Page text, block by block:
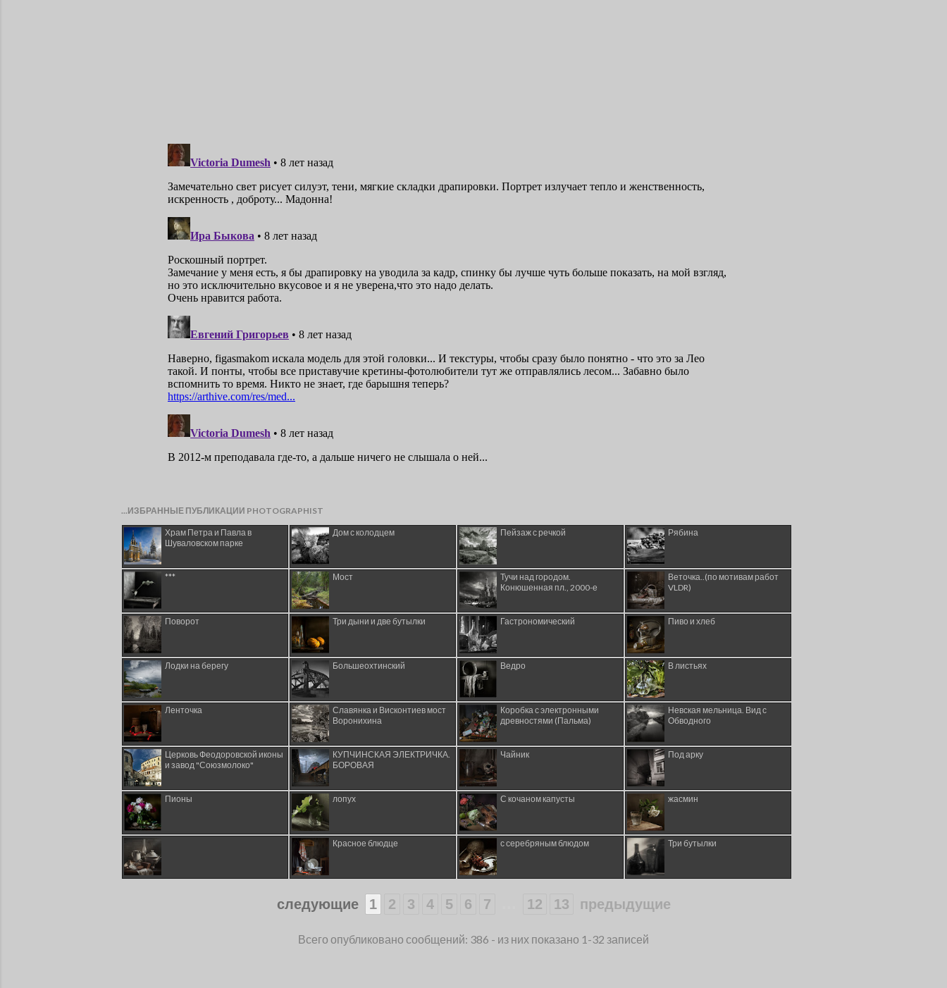
...ИЗБРАННЫЕ ПУБЛИКАЦИИ PHOTOGRAPHIST
Храм Петра и Павла в
Шуваловском парке
Дом с колодцем Пейзаж с речкой Рябина
*** Мост
Тучи над городом.
Конюшенная пл., 2000-е
Веточка..(по мотивам работ
VLDR)
Поворот Три дыни и две бутылки Гастрономический Пиво и хлеб
Лодки на берегу Большеохтинский Ведро В листьях
Ленточка
Славянка и Висконтиев мост
Воронихина
Коробка с электронными
древностями (Пальма)
Невская мельница. Вид с
Обводного
Церковь Феодоровской иконы
и завод "Союзмолоко"
КУПЧИНСКАЯ ЭЛЕКТРИЧКА.
БОРОВАЯ
Чайник Под арку
Пионы лопух С кочаном капусты жасмин
Красное блюдце с серебряным блюдом Три бутылки
следующие 1 2 3 4 5 6 7 12 13 предыдущие
Всего опубликовано сообщений: 386 - из них показано 1-32 записей